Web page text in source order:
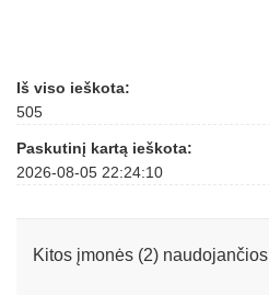
Iš viso ieškota:
505
Paskutinį kartą ieškota:
2026-08-05 22:24:10
Kitos įmonės (2) naudojančios